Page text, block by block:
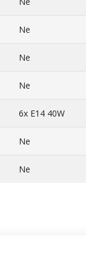
Ne
Ne
Ne
6x E14 40W
Ne
Ne